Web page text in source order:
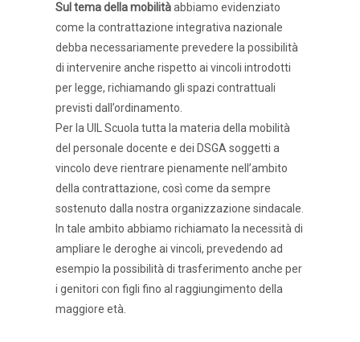
Sul tema della mobilitàabbiamo evidenziato
come la contrattazione integrativa nazionale
debba necessariamente prevedere la possibilità
di intervenire anche rispetto ai vincoli introdotti
per legge, richiamando gli spazi contrattuali
previsti dall’ordinamento.
Per la UIL Scuola tutta la materia della mobilità
del personale docente e dei DSGA soggetti a
vincolo deve rientrare pienamente nell’ambito
della contrattazione, così come da sempre
sostenuto dalla nostra organizzazione sindacale.
In tale ambito abbiamo richiamato la necessità di
ampliare le deroghe ai vincoli, prevedendo ad
esempio la possibilità di trasferimento anche per
i genitori con figli fino al raggiungimento della
maggiore età.